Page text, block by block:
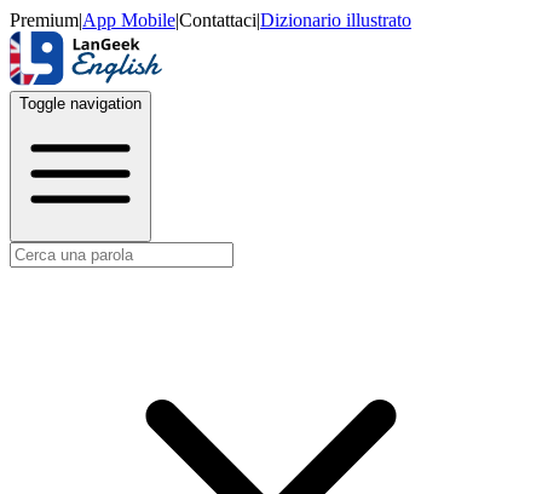
Premium|App Mobile|Contattaci|Dizionario illustrato
Toggle navigation